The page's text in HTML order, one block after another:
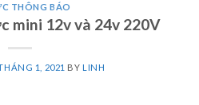
THÔNG BÁO
mini 12v và 24v 220V
1, 2021 BY LINH